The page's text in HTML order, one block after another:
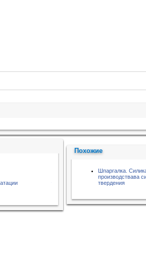
Похожие
Шпаргалка.
производствава
твердения